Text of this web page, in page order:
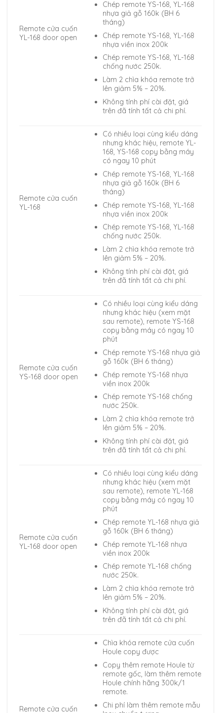
Remote cửa cuốn
YL-168 door open
Chép remote YS-168, YL-168
nhựa giả gỗ 160k (BH 6
tháng)
Chép remote YS-168, YL-168
nhựa viền inox 200k
Chép remote YS-168, YL-168
chống nước 250k.
Làm 2 chìa khóa remote trở
lên giảm 5% – 20%.
Không tính phí cài đặt, giá
trên đã tính tất cả chi phí.
Remote cửa cuốn
YL-168
Có nhiều loại cùng kiểu dáng
nhưng khác hiệu, remote YL-
168, YS-168 copy bằng máy
có ngay 10 phút
Chép remote YS-168, YL-168
nhựa giả gỗ 160k (BH 6
tháng)
Chép remote YS-168, YL-168
nhựa viền inox 200k
Chép remote YS-168, YL-168
chống nước 250k.
Làm 2 chìa khóa remote trở
lên giảm 5% – 20%.
Không tính phí cài đặt, giá
trên đã tính tất cả chi phí.
Remote cửa cuốn
YS-168 door open
Có nhiều loại cùng kiểu dáng
nhưng khác hiệu (xem mặt
sau remote), remote YS-168
copy bằng máy có ngay 10
phút
Chép remote YS-168 nhựa giả
gỗ 160k (BH 6 tháng)
Chép remote YS-168 nhựa
viền inox 200k
Chép remote YS-168 chống
nước 250k.
Làm 2 chìa khóa remote trở
lên giảm 5% – 20%.
Không tính phí cài đặt, giá
trên đã tính tất cả chi phí.
Remote cửa cuốn
YL-168 door open
Có nhiều loại cùng kiểu dáng
nhưng khác hiệu (xem mặt
sau remote), remote YL-168
copy bằng máy có ngay 10
phút
Chép remote YL-168 nhựa giả
gỗ 160k (BH 6 tháng)
Chép remote YL-168 nhựa
viền inox 200k
Chép remote YL-168 chống
nước 250k.
Làm 2 chìa khóa remote trở
lên giảm 5% – 20%.
Không tính phí cài đặt, giá
trên đã tính tất cả chi phí.
Remote cửa cuốn
Chìa khóa remote cửa cuốn
Houle copy được
Copy thêm remote Houle từ
remote gốc, làm thêm remote
Houle chính hãng 300k/1
remote.
Chi phí làm thêm remote mẫu